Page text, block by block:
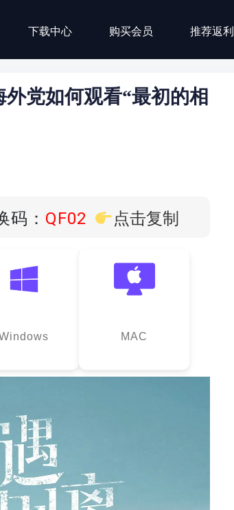
下载中心 购买会员 推荐返利
党如何观看“最初的相
码： QF02 点击复制
MAC